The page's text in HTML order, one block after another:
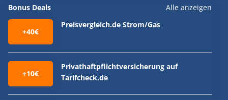
Bonus Deals Alle anzeigen
+40€
Preisvergleich.de Strom/Gas
+10€
Privathaftpflichtversicherung auf
Tarifcheck.de